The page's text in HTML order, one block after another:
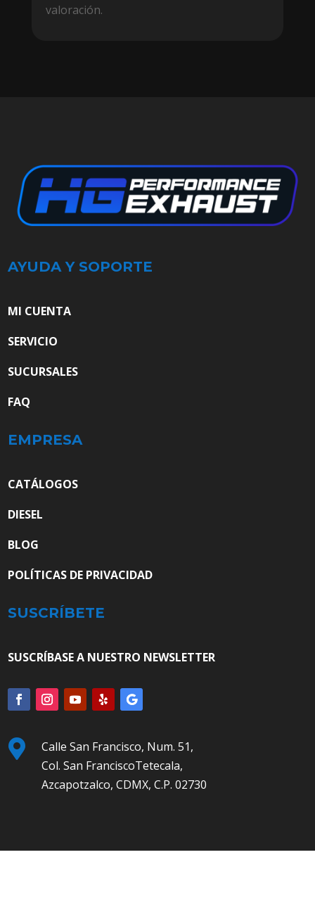
valoración.
AYUDA Y SOPORTE
MI CUENTA
SERVICIO
SUCURSALES
FAQ
EMPRESA
CATÁLOGOS
DIESEL
BLOG
POLÍTICAS DE PRIVACIDAD
SUSCRÍBETE
SUSCRÍBASE A NUESTRO NEWSLETTER

Calle San Francisco, Num. 51,
Col. San FranciscoTetecala,
Azcapotzalco, CDMX, C.P. 02730